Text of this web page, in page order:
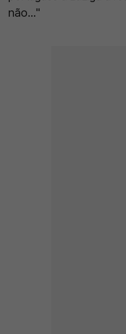
não..."